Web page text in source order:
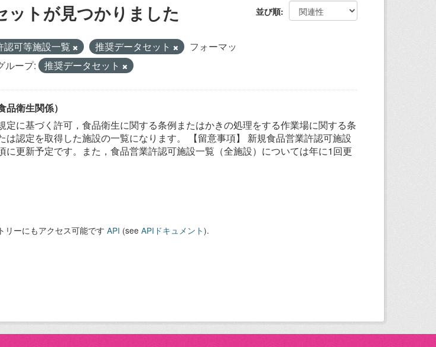
並び順
ットが見つかりました
認可等施設一覧 推奨データセット
フォーマッ
ループ: 推奨データセット
衛生関係）
定に基づく許可，食品衛生に関する条例またはかきの処理をする作業場に関する条
は認定を取得した施設の一覧になります。 【留意事項】 新規食品営業許認可施設
に更新予定です。また，食品営業許認可施設一覧（全施設）については年に1回更
リーにもアクセス可能です API (see APIドキュメント).